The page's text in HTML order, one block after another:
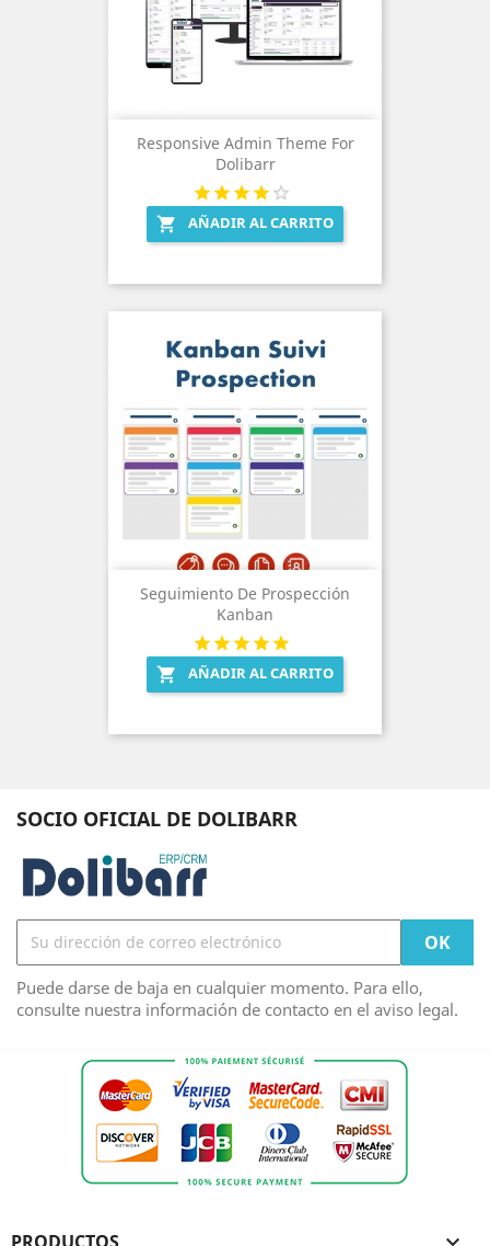
Responsive Admin Theme For
Dolibarr
 AÑADIR AL CARRITO
Seguimiento De Prospección
Kanban
 AÑADIR AL CARRITO
SOCIO OFICIAL DE DOLIBARR
Puede darse de baja en cualquier momento. Para ello,
consulte nuestra información de contacto en el aviso legal.